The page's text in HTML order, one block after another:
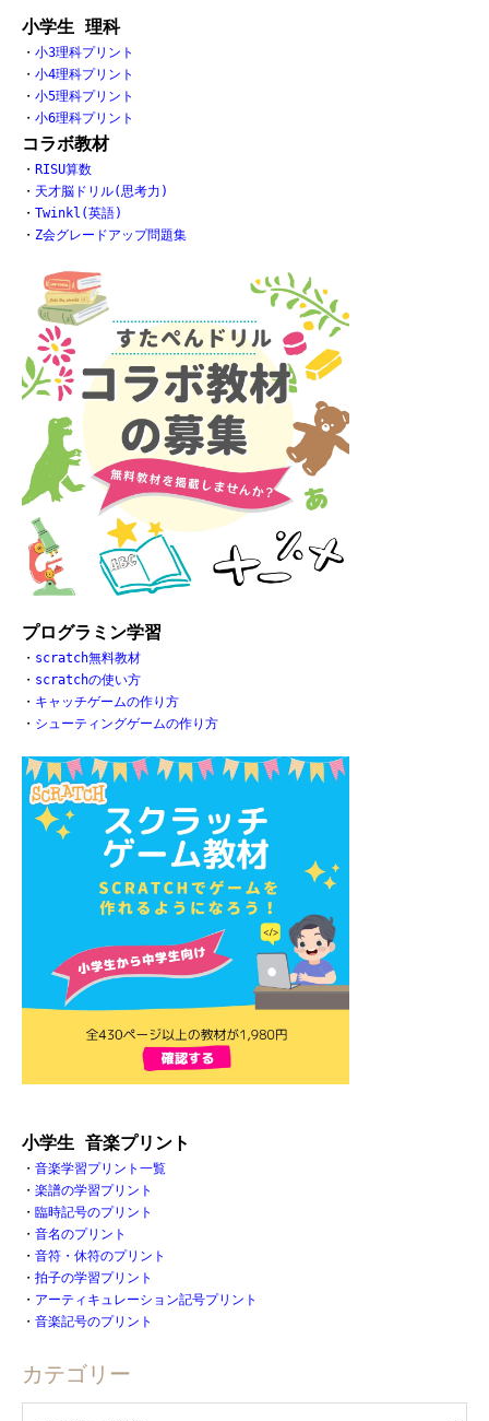
小学生 理科
・ 小3理科プリント
・ 小4理科プリント
・ 小5理科プリント
・ 小6理科プリント
コラボ教材
・ RISU算数
・ 天才脳ドリル(思考力)
・ Twinkl(英語)
・ Z会グレードアップ問題集
プログラミン学習
・ scratch無料教材
・ scratchの使い方
・ キャッチゲームの作り方
・ シューティングゲームの作り方
小学生 音楽プリント
・ 音楽学習プリント一覧
・ 楽譜の学習プリント
・ 臨時記号のプリント
・ 音名のプリント
・ 音符・休符のプリント
・ 拍子の学習プリント
・ アーティキュレーション記号プリント
・ 音楽記号のプリント
カテゴリー